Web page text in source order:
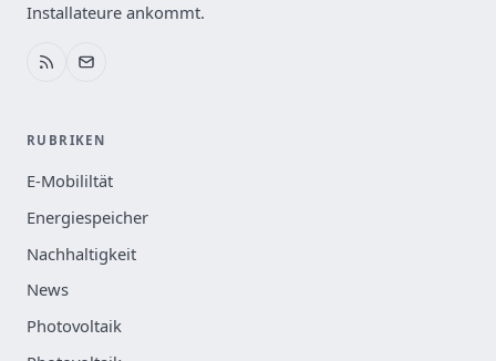
Installateure ankommt.
RUBRIKEN
E-Mobililtät
Energiespeicher
Nachhaltigkeit
News
Photovoltaik